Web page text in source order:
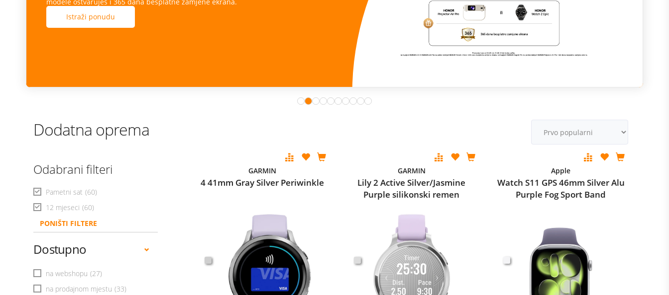
Istraži ponudu
Dodatna oprema
Odabrani filteri
Pametni sat (60)
12 mjeseci (60)
PONIŠTI FILTERE
Dostupno
na webshopu (27)
na prodajnom mjestu (33)
GARMIN
4 41mm Gray Silver Periwinkle
GARMIN
Lily 2 Active Silver/Jasmine
Purple silikonski remen
Apple
Watch S11 GPS 46mm Silver Alu
Purple Fog Sport Band